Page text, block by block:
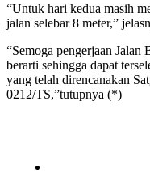
“Untuk hari kedua masih
jalan selebar 8 meter,”
“Semoga pengerjaan
berarti sehingga dapat
yang telah direncanakan
0212/TS,”tutupnya (*)